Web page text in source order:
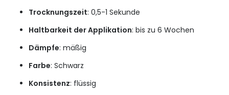
Trocknungszeit: 0,5-1 Sekunde
Haltbarkeit der Applikation: bis zu 6 Wochen
Dämpfe: mäßig
Farbe: Schwarz
Konsistenz: flüssig